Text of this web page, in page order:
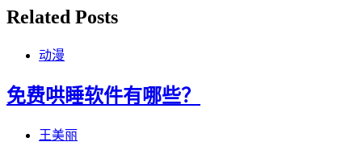
Related Posts
动漫
免费哄睡软件有哪些？
王美丽